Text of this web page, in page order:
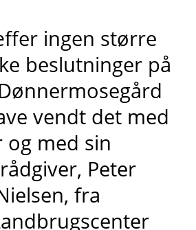
ingen større
beslutninger på
vendt det med
og med sin
Peter
fra